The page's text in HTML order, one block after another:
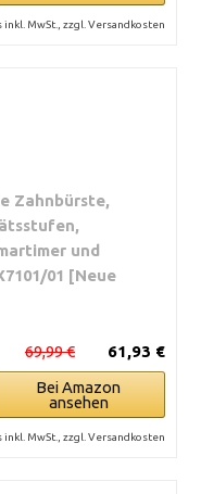
inkl. MwSt., zzgl. Versandkosten
Zahnbürste,
und
01 [Neue
61,93 €
69,99 €
Bei Amazon
ansehen
inkl. MwSt., zzgl. Versandkosten